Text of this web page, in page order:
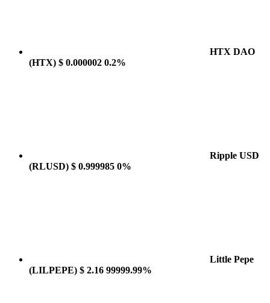
HTX DAO
(HTX) $ 0.000002 0.2%
Ripple USD
(RLUSD) $ 0.999985 0%
Little Pepe
(LILPEPE) $ 2.16 99999.99%